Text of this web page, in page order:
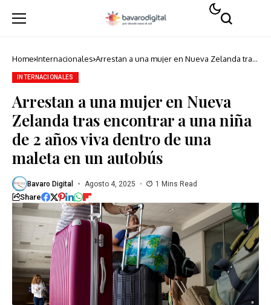
Home Internacionales Arrestan a una mujer en Nueva Zelanda tras
INTERNACIONALES
Arrestan a una mujer en Nueva
Zelanda tras encontrar a una niña
de 2 años viva dentro de una
maleta en un autobús
Bavaro Digital Agosto 4, 2025 1 Mins Read
Share